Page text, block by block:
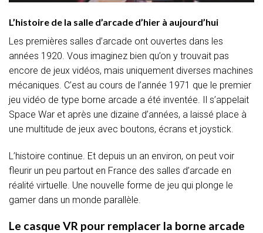
L’histoire de la salle d’arcade d’hier à aujourd’hui
Les premières salles d’arcade ont ouvertes dans les
années 1920. Vous imaginez bien qu’on y trouvait pas
encore de jeux vidéos, mais uniquement diverses machines
mécaniques. C’est au cours de l’année 1971 que le premier
jeu vidéo de type borne arcade a été inventée. Il s’appelait
Space War et après une dizaine d’années, a laissé place à
une multitude de jeux avec boutons, écrans et joystick.
L’histoire continue. Et depuis un an environ, on peut voir
fleurir un peu partout en France des salles d’arcade en
réalité virtuelle. Une nouvelle forme de jeu qui plonge le
gamer dans un monde parallèle.
Le casque VR pour remplacer la borne arcade